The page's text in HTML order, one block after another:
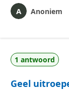
Anoniem
1 antwoord
Geel